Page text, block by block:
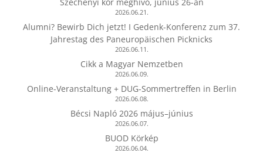
2026.06.21.
Alumni? Bewirb Dich jetzt! I Gedenk-Konferenz zum 37.
Jahrestag des Paneuropäischen Picknicks
2026.06.11.
Cikk a Magyar Nemzetben
2026.06.09.
Online-Veranstaltung + DUG-Sommertreffen in Berlin
2026.06.08.
Bécsi Napló 2026 május–június
2026.06.07.
BUOD Körkép
2026.06.04.